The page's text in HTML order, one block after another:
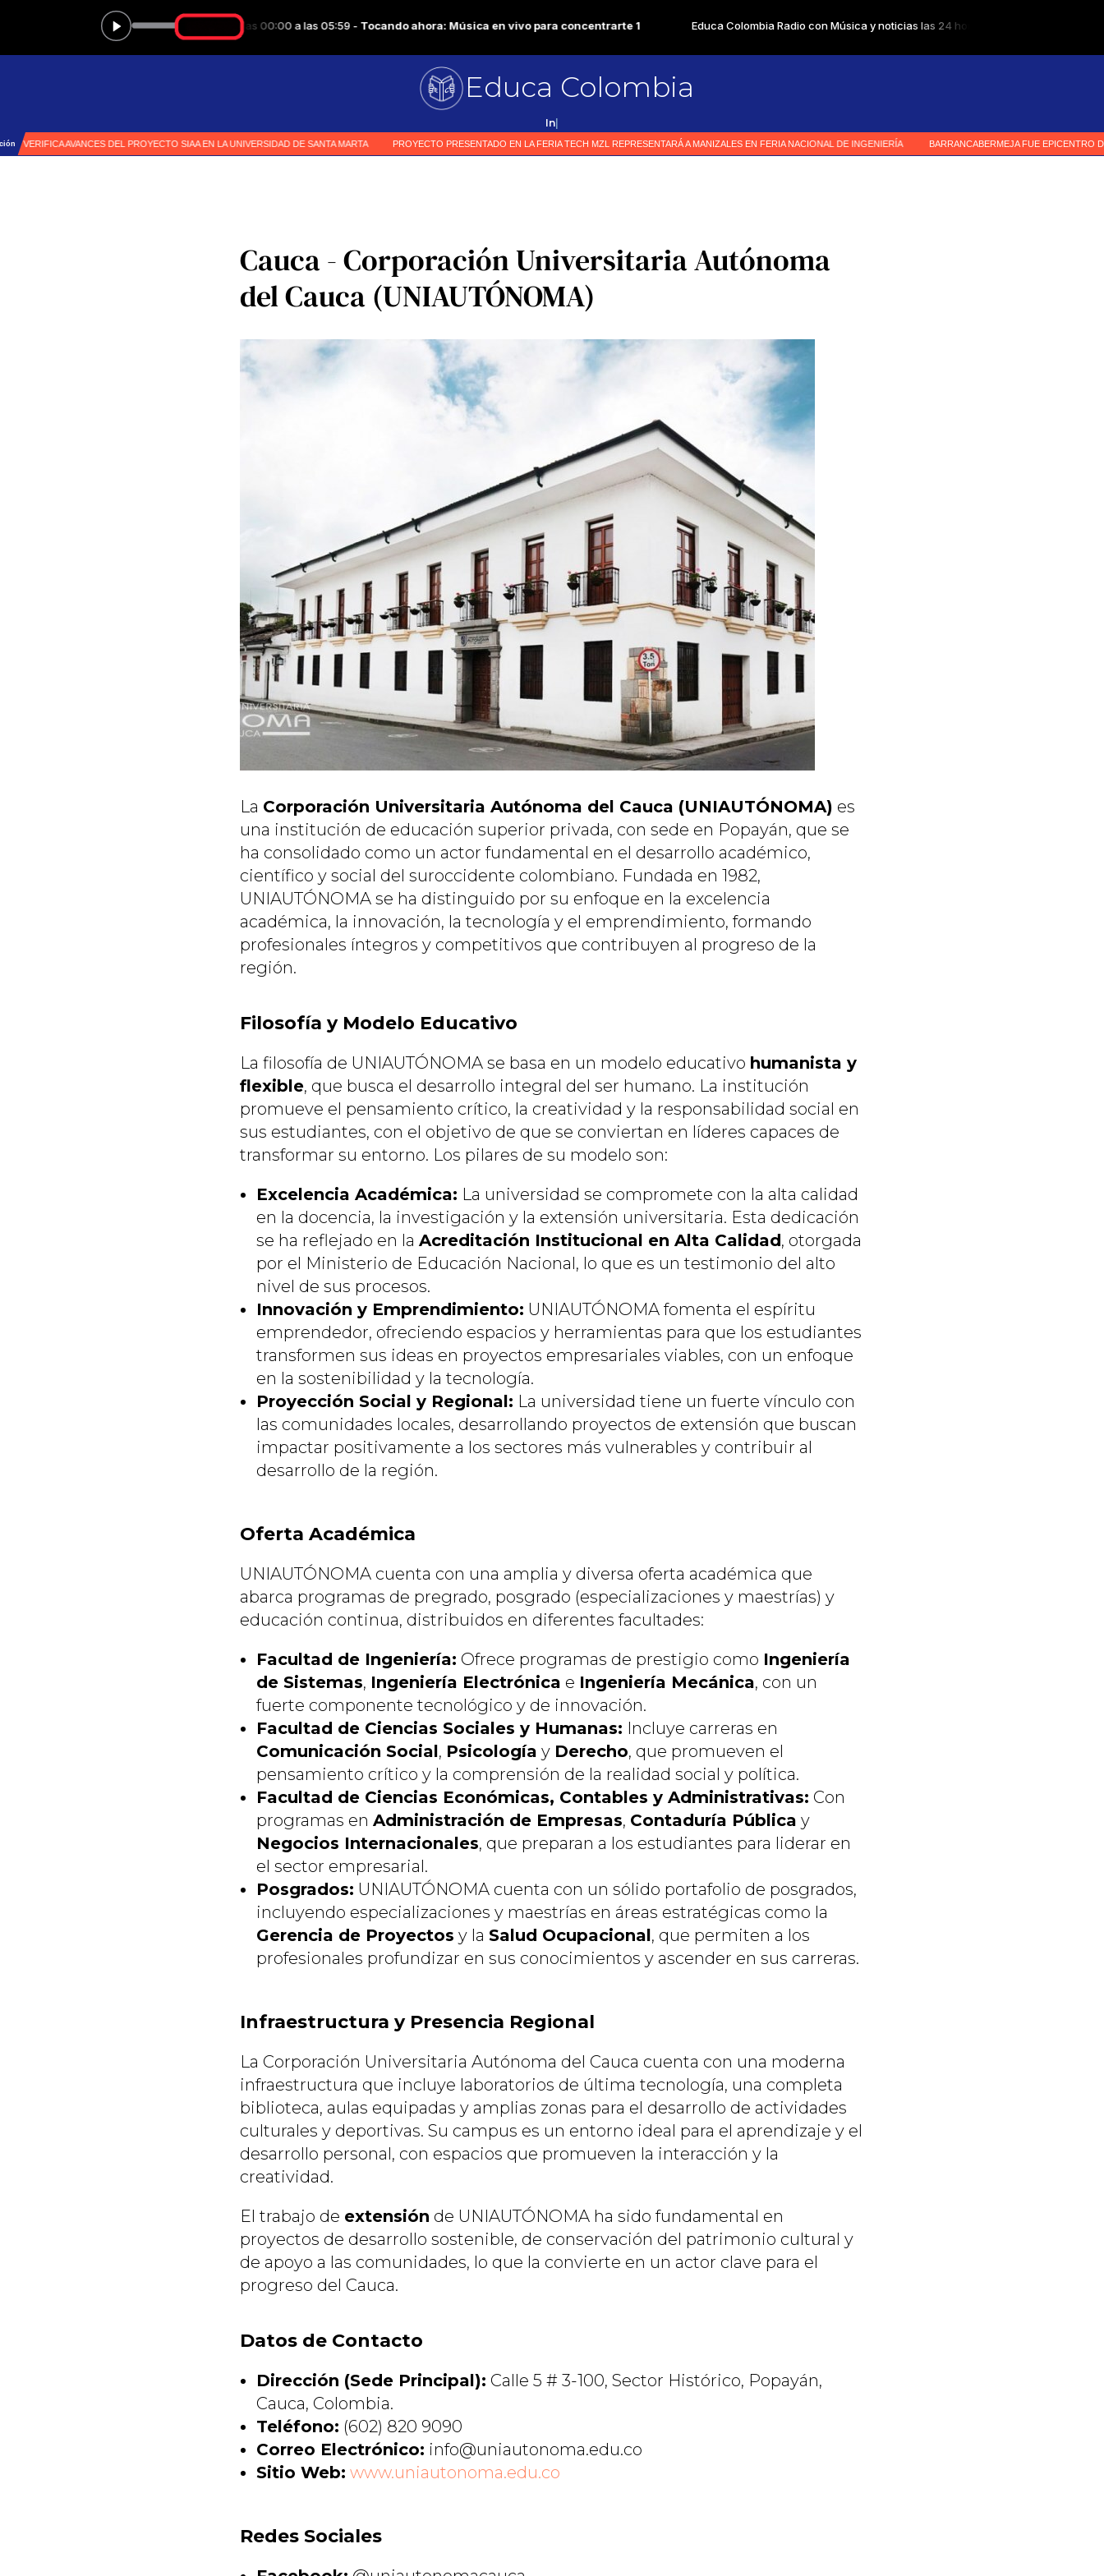
Educa Colombia
Primer me
Cauca - Corporación Universitaria Autónoma
del Cauca (UNIAUTÓNOMA)
La Corporación Universitaria Autónoma del Cauca (UNIAUTÓNOMA) es
una institución de educación superior privada, con sede en Popayán, que se
ha consolidado como un actor fundamental en el desarrollo académico,
científico y social del suroccidente colombiano. Fundada en 1982,
UNIAUTÓNOMA se ha distinguido por su enfoque en la excelencia
académica, la innovación, la tecnología y el emprendimiento, formando
profesionales íntegros y competitivos que contribuyen al progreso de la
región.
Filosofía y Modelo Educativo
La filosofía de UNIAUTÓNOMA se basa en un modelo educativo humanista y
flexible, que busca el desarrollo integral del ser humano. La institución
promueve el pensamiento crítico, la creatividad y la responsabilidad social en
sus estudiantes, con el objetivo de que se conviertan en líderes capaces de
transformar su entorno. Los pilares de su modelo son:
Excelencia Académica: La universidad se compromete con la alta calidad
en la docencia, la investigación y la extensión universitaria. Esta dedicación
se ha reflejado en la Acreditación Institucional en Alta Calidad, otorgada
por el Ministerio de Educación Nacional, lo que es un testimonio del alto
nivel de sus procesos.
Innovación y Emprendimiento: UNIAUTÓNOMA fomenta el espíritu
emprendedor, ofreciendo espacios y herramientas para que los estudiantes
transformen sus ideas en proyectos empresariales viables, con un enfoque
en la sostenibilidad y la tecnología.
Proyección Social y Regional: La universidad tiene un fuerte vínculo con
las comunidades locales, desarrollando proyectos de extensión que buscan
impactar positivamente a los sectores más vulnerables y contribuir al
desarrollo de la región.
Oferta Académica
UNIAUTÓNOMA cuenta con una amplia y diversa oferta académica que
abarca programas de pregrado, posgrado (especializaciones y maestrías) y
educación continua, distribuidos en diferentes facultades:
Facultad de Ingeniería: Ofrece programas de prestigio como Ingeniería
de Sistemas, Ingeniería Electrónica e Ingeniería Mecánica, con un
fuerte componente tecnológico y de innovación.
Facultad de Ciencias Sociales y Humanas: Incluye carreras en
Comunicación Social, Psicología y Derecho, que promueven el
pensamiento crítico y la comprensión de la realidad social y política.
Facultad de Ciencias Económicas, Contables y Administrativas: Con
programas en Administración de Empresas, Contaduría Pública y
Negocios Internacionales, que preparan a los estudiantes para liderar en
el sector empresarial.
Posgrados: UNIAUTÓNOMA cuenta con un sólido portafolio de posgrados,
incluyendo especializaciones y maestrías en áreas estratégicas como la
Gerencia de Proyectos y la Salud Ocupacional, que permiten a los
profesionales profundizar en sus conocimientos y ascender en sus carreras.
Infraestructura y Presencia Regional
La Corporación Universitaria Autónoma del Cauca cuenta con una moderna
infraestructura que incluye laboratorios de última tecnología, una completa
biblioteca, aulas equipadas y amplias zonas para el desarrollo de actividades
culturales y deportivas. Su campus es un entorno ideal para el aprendizaje y el
desarrollo personal, con espacios que promueven la interacción y la
creatividad.
El trabajo de extensión de UNIAUTÓNOMA ha sido fundamental en
proyectos de desarrollo sostenible, de conservación del patrimonio cultural y
de apoyo a las comunidades, lo que la convierte en un actor clave para el
progreso del Cauca.
Datos de Contacto
Dirección (Sede Principal): Calle 5 # 3-100, Sector Histórico, Popayán,
Cauca, Colombia.
Teléfono: (602) 820 9090
Correo Electrónico: info@uniautonoma.edu.co
Sitio Web: www.uniautonoma.edu.co
Redes Sociales